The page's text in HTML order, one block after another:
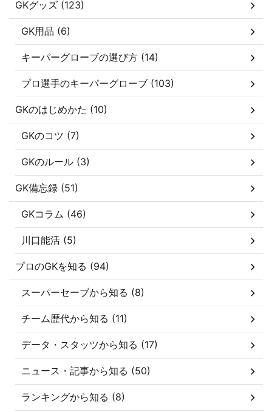
GKグッズ (123)
GK用品 (6)
キーパーグローブの選び方 (14)
プロ選手のキーパーグローブ (103)
GKのはじめかた (10)
GKのコツ (7)
GKのルール (3)
GK備忘録 (51)
GKコラム (46)
川口能活 (5)
プロのGKを知る (94)
スーパーセーブから知る (8)
チーム歴代から知る (11)
データ・スタッツから知る (17)
ニュース・記事から知る (50)
ランキングから知る (8)